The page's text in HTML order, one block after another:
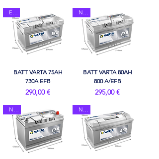
E46
BATT VARTA 75AH
730A EFB
Prix
290,00 €
N80
BATT VARTA 80AH
800 A/EFB
Prix
295,00 €
N85 N95